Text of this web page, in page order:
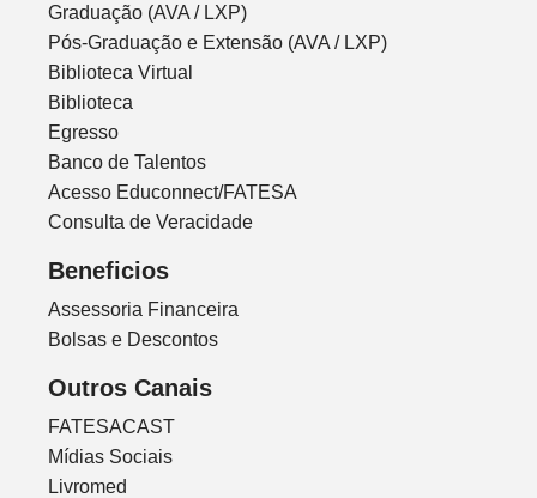
Graduação (AVA / LXP)
Pós-Graduação e Extensão (AVA / LXP)
Biblioteca Virtual
Biblioteca
Egresso
Banco de Talentos
Acesso Educonnect/FATESA
Consulta de Veracidade
Beneficios
Assessoria Financeira
Bolsas e Descontos
Outros Canais
FATESACAST
Mídias Sociais
Livromed